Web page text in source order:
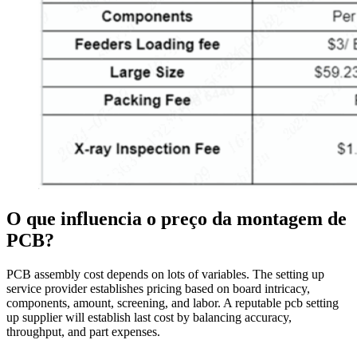
O que influencia o preço da montagem de
PCB?
PCB assembly cost depends on lots of variables. The setting up
service provider establishes pricing based on board intricacy,
components, amount, screening, and labor. A reputable pcb setting
up supplier will establish last cost by balancing accuracy,
throughput, and part expenses.